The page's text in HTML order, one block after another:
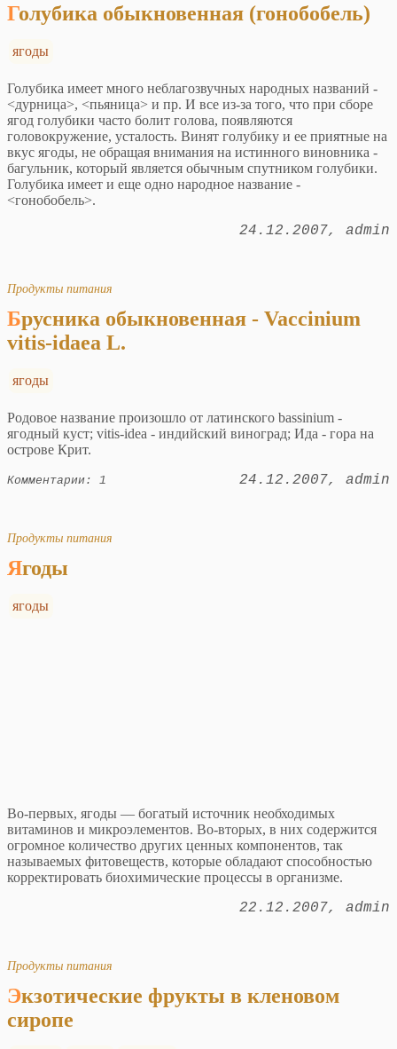
Голубика обыкновенная (гонобобель)
ягоды
Голубика имеет много неблагозвучных народных названий -
<дурница>, <пьяница> и пр. И все из-за того, что при сборе
ягод голубики часто болит голова, появляются
головокружение, усталость. Винят голубику и ее приятные на
вкус ягоды, не обращая внимания на истинного виновника -
багульник, который является обычным спутником голубики.
Голубика имеет и еще одно народное название -
<гонобобель>.
24.12.2007 admin
Продукты питания
Брусника обыкновенная - Vaccinium
vitis-idaea L.
ягоды
Родовое название произошло от латинского bassinium -
ягодный куст; vitis-idea - индийский виноград; Ида - гора на
острове Крит.
Комментарии: 1 24.12.2007 admin
Продукты питания
Ягоды
ягоды
Во-первых, ягоды — богатый источник необходимых
витаминов и микроэлементов. Во-вторых, в них содержится
огромное количество других ценных компонентов, так
называемых фитовеществ, которые обладают способностью
корректировать биохимические процессы в организме.
22.12.2007 admin
Продукты питания
Экзотические фрукты в кленовом
сиропе